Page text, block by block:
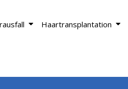
Haartransplantation